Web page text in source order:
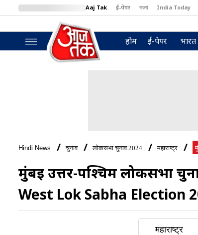
Aaj Tak ई-पेपर বাংলা India Today
BT Bazaar
होम ई-पेपर भारत
Hindi News चुनाव लोकसभा चुनाव 2024 महाराष्ट्र
मुंबई उत्तर-पश्चिम लोकसभा
West Lok Sabha Election